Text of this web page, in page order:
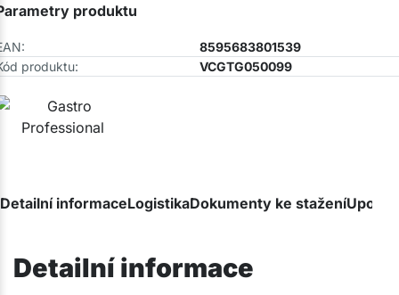
produktu
8595683801539
produktu:
VCGTG050099
Detailní informaceLogistikaDokumenty ke stažení
Detailní informace